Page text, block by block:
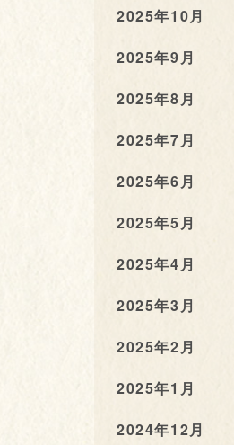
2025年10月
2025年9月
2025年8月
2025年7月
2025年6月
2025年5月
2025年4月
2025年3月
2025年2月
2025年1月
2024年12月